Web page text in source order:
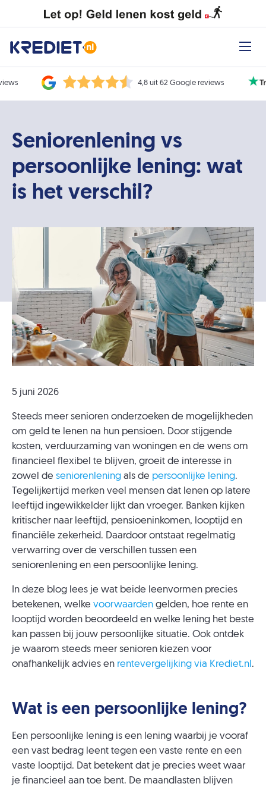
4,8 uit 62 Google reviews
Seniorenlening vs
persoonlijke lening: wat
is het verschil?
5 juni 2026
Steeds meer senioren onderzoeken de mogelijkheden
om geld te lenen na hun pensioen. Door stijgende
kosten, verduurzaming van woningen en de wens om
financieel flexibel te blijven, groeit de interesse in
zowel de seniorenlening als de persoonlijke lening.
Tegelijkertijd merken veel mensen dat lenen op latere
leeftijd ingewikkelder lijkt dan vroeger. Banken kijken
kritischer naar leeftijd, pensioeninkomen, looptijd en
financiële zekerheid. Daardoor ontstaat regelmatig
verwarring over de verschillen tussen een
seniorenlening en een persoonlijke lening.
In deze blog lees je wat beide leenvormen precies
betekenen, welke voorwaarden gelden, hoe rente en
looptijd worden beoordeeld en welke lening het beste
kan passen bij jouw persoonlijke situatie. Ook ontdek
je waarom steeds meer senioren kiezen voor
onafhankelijk advies en rentevergelijking via Krediet.nl .
Wat is een persoonlijke lening?
Een persoonlijke lening is een lening waarbij je vooraf
een vast bedrag leent tegen een vaste rente en een
vaste looptijd. Dat betekent dat je precies weet waar
je financieel aan toe bent. De maandlasten blijven